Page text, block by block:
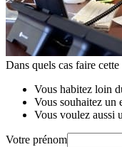
Dans quels cas faire cette
Vous habitez loin
Vous souhaitez un
Vous voulez aussi
Votre prénom